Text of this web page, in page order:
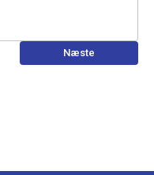
Næste